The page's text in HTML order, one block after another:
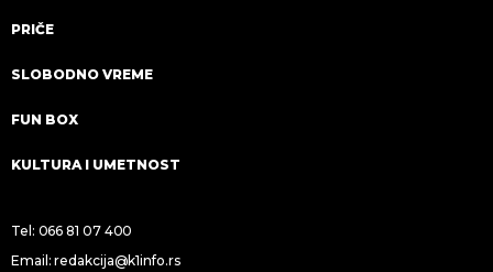
PRIČE
SLOBODNO VREME
FUN BOX
KULTURA I UMETNOST
Tel: 066 81 07 400
Email:redakcija@k1info.rs